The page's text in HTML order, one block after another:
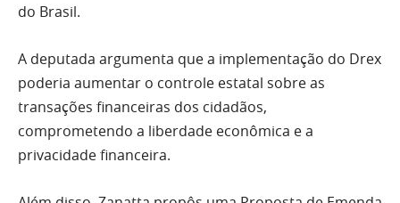
do Brasil.
A deputada argumenta que a implementação do Drex
poderia aumentar o controle estatal sobre as
transações financeiras dos cidadãos,
comprometendo a liberdade econômica e a
privacidade financeira.